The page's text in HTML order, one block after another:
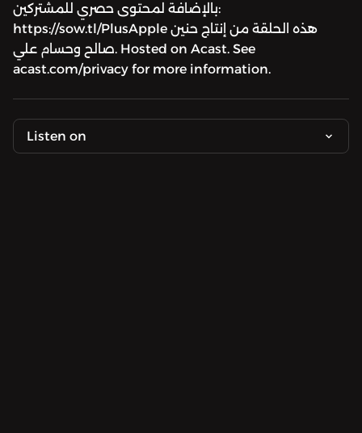
بالإضافة لمحتوى حصري للمشتركين:
https://sow.tl/PlusApple هذه الحلقة من إنتاج حنين
صالح وحسام علي. Hosted on Acast. See
acast.com/privacy for more information.
Listen on